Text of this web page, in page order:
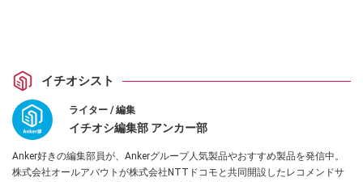
イチオシスト
ライター / 編集
イチオシ編集部 アンカー部
Anker好きの編集部員が、Ankerグループ人気製品やおすすめ製品を発信中。
株式会社オールアバウトが株式会社NTTドコモと共同開設したレコメンドサ